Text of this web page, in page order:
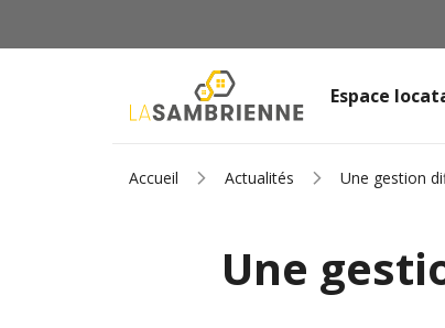
Espace
Accueil Actualités Une gestion
Une